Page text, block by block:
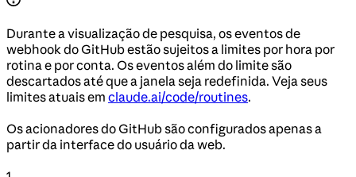
Durante a visualização de pesquisa, os eventos de
webhook do GitHub estão sujeitos a limites por hora por
rotina e por conta. Os eventos além do limite são
descartados até que a janela seja redefinida. Veja seus
limites atuais em claude.ai/code/routines.
Os acionadores do GitHub são configurados apenas a
partir da interface do usuário da web.